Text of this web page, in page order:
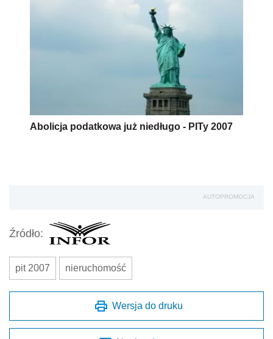
Abolicja podatkowa już niedługo - PITy 2007
AUTOPROMOCJA
Źródło:
pit 2007 nieruchomość
Wersja do druku